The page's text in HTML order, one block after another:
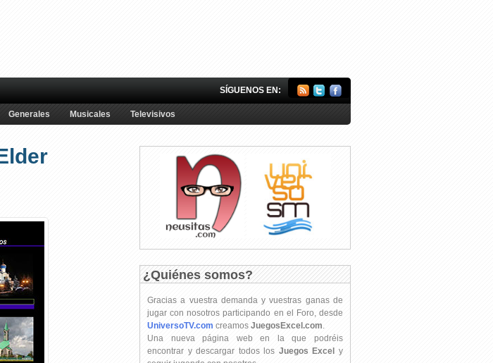
SÍGUENOS EN:
Generales Musicales Televisivos
¿Quiénes somos?
Gracias a vuestra demanda y vuestras ganas de
jugar con nosotros participando en el Foro, desde
UniversoTV.com creamos JuegosExcel.com
Una nueva página web en la que podréis
encontrar y descargar todos los Juegos Excel y